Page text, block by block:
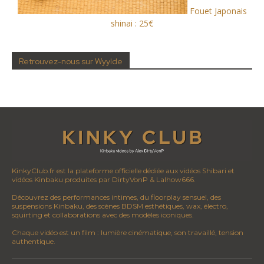
Fouet Japonais
shinai : 25€
Retrouvez-nous sur Wyylde
KinkyClub.fr est la plateforme officielle dédiée aux vidéos Shibari et
vidéos Kinbaku produites par DirtyVonP & Lalhow666.
Découvrez des performances intimes, du floorplay sensuel, des
suspensions Kinbaku, des scènes BDSM esthétiques, wax, électro,
squirting et collaborations avec des modèles iconiques.
Chaque vidéo est un film : lumière cinématique, son travaillé, tension
authentique.